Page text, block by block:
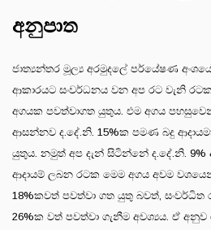
අනුපාත
ජාත්‍යන්තර මූල්‍ය අරමුදලේ පර්යේෂණ
ආකාරයට සංවර්ධනය වන අප රට වැනි රටක
අගයක පවත්වාගත යුතුය. එම අගය
ආසන්නව ද.දේ.නි. 15%ක පමණ බදු
යුතුය. නමුත් අප දැන් සිටින්නේ ද.දේ.නි.
ආදායම් ලබන රටක මෙම අගය අවම
18%කවත් පවත්වා ගත යුතු බවත්, සංවර්ධිත
26%ක වත් පවත්වා ගැනීම අවශ්‍යය. ඒ